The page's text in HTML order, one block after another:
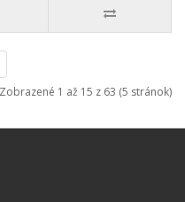
Zobrazené 1 až 15 z 63 (5 stránok)